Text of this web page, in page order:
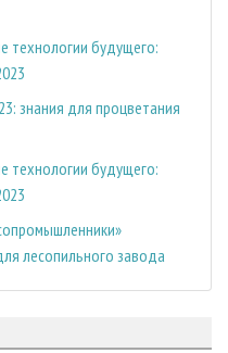
технологии будущего:
знания для процветания
технологии будущего:
лесопильного завода